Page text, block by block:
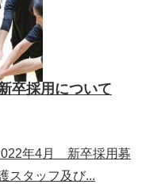
卒採用について
年4月 新卒採用募
スタッフ及び...